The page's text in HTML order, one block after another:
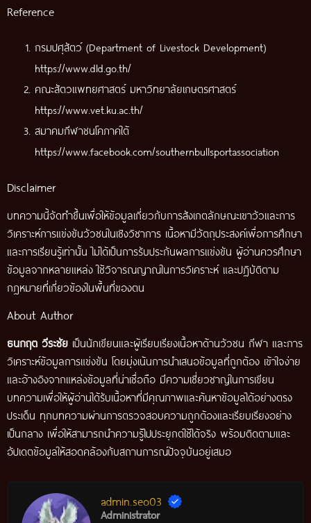
Reference
กรมปศุสัตว์ (Department of Livestock Development)
https://www.dld.go.th/
คณะสัตวแพทยศาสตร์ มหาวิทยาลัยเกษตรศาสตร์
https://www.vet.ku.ac.th/
สมาคมกีฬาชนโคภาคใต้
https://www.facebook.com/southernbullsportassociation
Disclaimer
บทความนี้จัดทำขึ้นเพื่อให้ข้อมูลเกี่ยวกับการสังเกตลักษณะเขาวัวและการ
วิเคราะห์การแข่งขันวัวชนในเชิงวิชาการ เนื้อหามีวัตถุประสงค์เพื่อการศึกษา
และการเรียนรู้เท่านั้น ไม่ได้เป็นการรับประกันผลการแข่งขัน ผู้อ่านควรศึกษา
ข้อมูลจากหลายแหล่ง ใช้วิจารณญาณในการวิเคราะห์ และปฏิบัติตาม
กฎหมายที่เกี่ยวข้องในพื้นที่ของตน
About Author
ธนกฤต วีระชัย เป็นนักเขียนและผู้เรียบเรียงเนื้อหาด้านวัวชน กีฬา และการ
วิเคราะห์ข้อมูลการแข่งขัน โดยมุ่งเน้นการนำเสนอข้อมูลที่ถูกต้อง เข้าใจง่าย
และอ้างอิงจากแหล่งข้อมูลที่น่าเชื่อถือ มีความเชี่ยวชาญในการเขียน
บทความเพื่อให้ผู้อ่านได้รับเนื้อหาที่มีคุณภาพและค้นหาข้อมูลได้อย่างตรง
ประเด็น ทุกบทความผ่านการตรวจสอบความถูกต้องและเรียบเรียงอย่าง
เป็นกลาง เพื่อให้สามารถนำความรู้ไปประยุกต์ใช้ได้จริง พร้อมติดตามและ
อัปเดตข้อมูลให้สอดคล้องกับสถานการณ์ปัจจุบันอยู่เสมอ
admin.seo03
Administrator